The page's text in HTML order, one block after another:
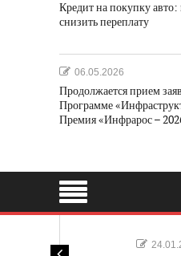
Кредит на покупку авто:
снизить переплату
06.05.2026
Продолжается прием
Программе
Премия «Инфрарос –